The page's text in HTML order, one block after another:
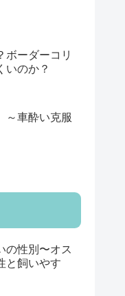
ボーダーコリ
いのか？
車酔い克服
の性別〜オス
と飼いやす